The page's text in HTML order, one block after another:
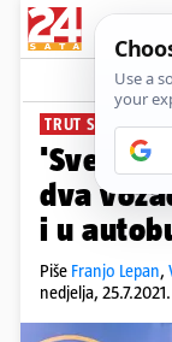
TRUT STIGAO NA
dva
i u
Piše Franjo Lepan,
nedjelja,